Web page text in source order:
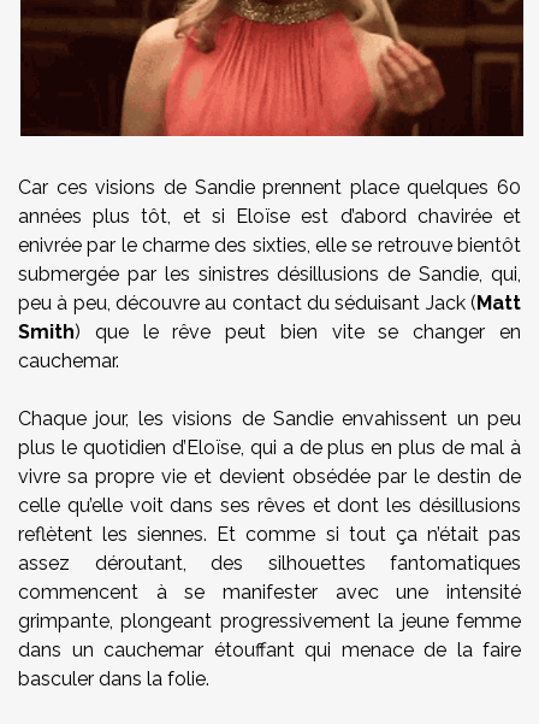
Car ces visions de Sandie prennent place quelques 60
années plus tôt, et si Eloïse est d’abord chavirée et
enivrée par le charme des sixties, elle se retrouve bientôt
submergée par les sinistres désillusions de Sandie, qui,
peu à peu, découvre au contact du séduisant Jack (Matt
Smith) que le rêve peut bien vite se changer en
cauchemar.
Chaque jour, les visions de Sandie envahissent un peu
plus le quotidien d’Eloïse, qui a de plus en plus de mal à
vivre sa propre vie et devient obsédée par le destin de
celle qu’elle voit dans ses rêves et dont les désillusions
reflètent les siennes. Et comme si tout ça n’était pas
assez déroutant, des silhouettes fantomatiques
commencent à se manifester avec une intensité
grimpante, plongeant progressivement la jeune femme
dans un cauchemar étouffant qui menace de la faire
basculer dans la folie.